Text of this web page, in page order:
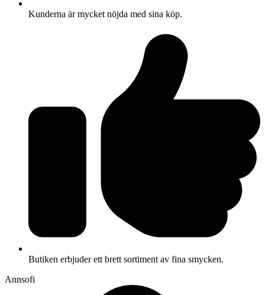
Kunderna är mycket nöjda med sina köp.
Butiken erbjuder ett brett sortiment av fina smycken.
Annsofi